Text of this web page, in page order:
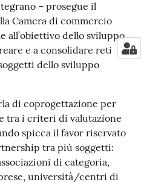
– prosegue il
Camera di commercio
all’obiettivo dello sviluppo
e a consolidare reti
dello sviluppo
di coprogettazione per
tra i criteri di valutazione
spicca il favor riservato
tra più soggetti:
di categoria,
università/centri di